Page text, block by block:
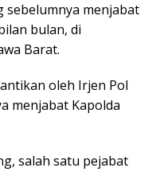
sebelumnya menjabat
bulan, di
Barat.
oleh Irjen Pol
menjabat Kapolda
salah satu pejabat